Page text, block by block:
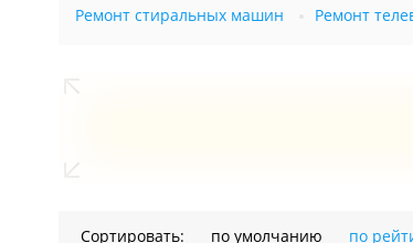
Ремонт стиральных машин
Ремонт
Сортировать: по умолчанию по